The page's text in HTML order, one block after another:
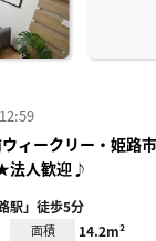
ウィークリー・姫路
法人歓迎♪
駅」徒歩5分
面積 14.2m²